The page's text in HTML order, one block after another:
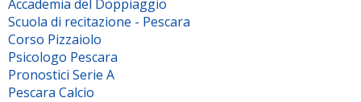
Accademia del Doppiaggio
Scuola di recitazione - Pescara
Corso Pizzaiolo
Psicologo Pescara
Pronostici Serie A
Pescara Calcio